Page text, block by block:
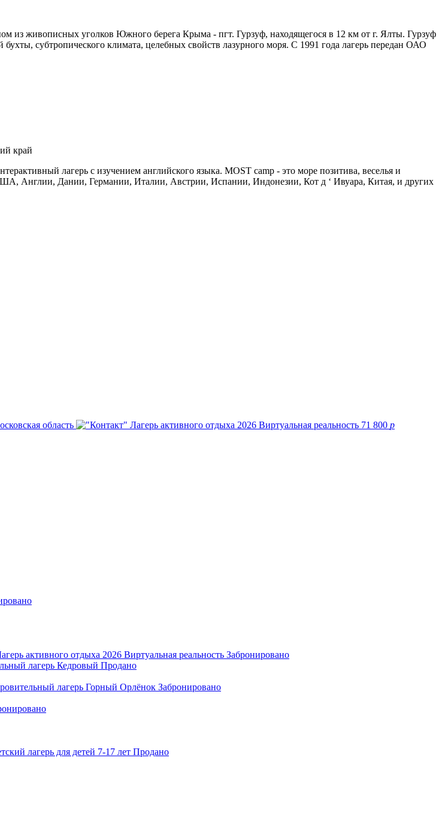
из живописных уголков Южного берега Крыма - пгт. Гурзуф, находящегося в 12 км от г. Ялты. Гурзуф
субтропического климата, целебных свойств лазурного моря. С 1991 года лагерь передан ОАО
край
лагерь с изучением английского языка. MOST camp - это море позитива, веселья и
Англии, Дании, Германии, Италии, Австрии, Испании, Индонезии, Кот д ‘ Ивуара, Китая, и других
область 71 800 p
активного отдыха 2026 Виртуальная реальность Забронировано
лагерь Кедровый Продано
лагерь Горный Орлёнок Забронировано
лагерь для детей 7-17 лет Продано